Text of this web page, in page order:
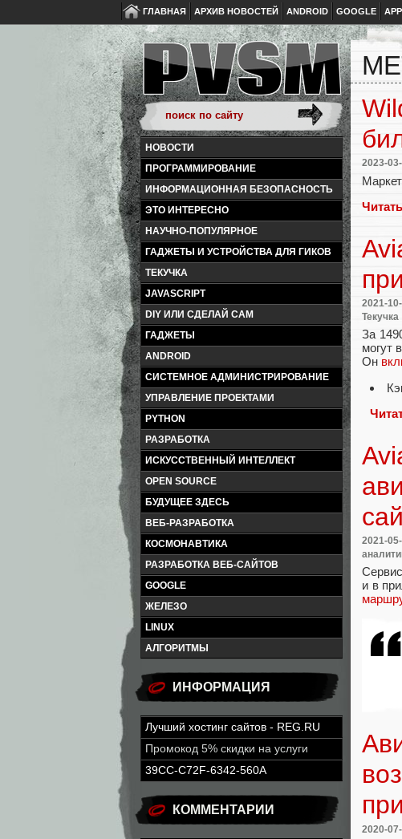
ГЛАВНАЯ АРХИВ НОВОСТЕЙ ANDROID GOOGLE
НОВОСТИ
ПРОГРАММИРОВАНИЕ
ИНФОРМАЦИОННАЯ БЕЗОПАСНОСТЬ
ЭТО ИНТЕРЕСНО
НАУЧНО-ПОПУЛЯРНОЕ
ГАДЖЕТЫ И УСТРОЙСТВА ДЛЯ ГИКОВ
ТЕКУЧКА
JAVASCRIPT
DIY ИЛИ СДЕЛАЙ САМ
ГАДЖЕТЫ
ANDROID
СИСТЕМНОЕ АДМИНИСТРИРОВАНИЕ
УПРАВЛЕНИЕ ПРОЕКТАМИ
PYTHON
РАЗРАБОТКА
ИСКУССТВЕННЫЙ ИНТЕЛЛЕКТ
OPEN SOURCE
БУДУЩЕЕ ЗДЕСЬ
ВЕБ-РАЗРАБОТКА
КОСМОНАВТИКА
РАЗРАБОТКА ВЕБ-САЙТОВ
GOOGLE
ЖЕЛЕЗО
LINUX
АЛГОРИТМЫ
ИНФОРМАЦИЯ
Лучший хостинг сайтов - REG.RU
Промокод 5% скидки на услуги
39CC-C72F-6342-560A
КОММЕНТАРИИ
2023-
2021-
Текучка
За
могут
Он
2021-
Сервис
и в
2020-